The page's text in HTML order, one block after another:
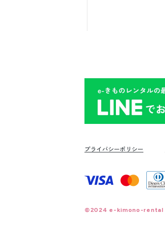
プライバシーポリシー
©2024 e-kimono-rental